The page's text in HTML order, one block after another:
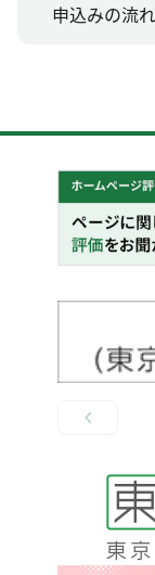
申込みの流れ